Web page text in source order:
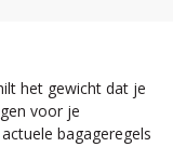
het gewicht dat je
voor je
bagageregels